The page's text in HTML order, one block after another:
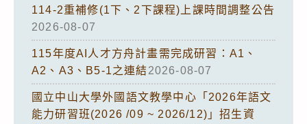
114-2重補修(1下、2下課程)上課時間調整公告
2026-08-07
115年度AI人才方舟計畫需完成研習：A1、
A2、A3、B5-1之連結2026-08-07
國立中山大學外國語文教學中心「2026年語文
能力研習班(2026 /09 ~ 2026/12)」招生資